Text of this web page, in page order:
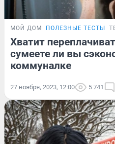
МОЙ ДОМ ПОЛЕЗНЫЕ ТЕСТЫ
Хватит
сумеете ли вы
коммуналке
27 ноября, 2023, 12:00 5 741